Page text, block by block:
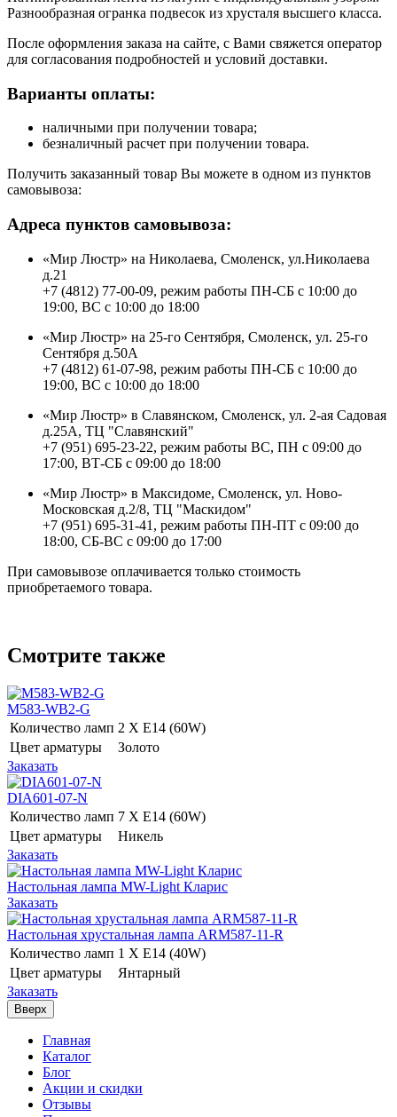
Разнообразная огранка подвесок из хрусталя высшего класса.
После оформления заказа на сайте, с Вами свяжется оператор
для согласования подробностей и условий доставки.
Варианты оплаты:
наличными при получении товара;
безналичный расчет при получении товара.
Получить заказанный товар Вы можете в одном из пунктов
самовывоза:
Адреса пунктов самовывоза:
«Мир Люстр» на Николаева, Смоленск, ул.Николаева
д.21
+7 (4812) 77-00-09, режим работы ПН-СБ с 10:00 до
19:00, ВС с 10:00 до 18:00
«Мир Люстр» на 25-го Сентября, Смоленск, ул. 25-го
Сентября д.50А
+7 (4812) 61-07-98, режим работы ПН-СБ с 10:00 до
19:00, ВС с 10:00 до 18:00
«Мир Люстр» в Славянском, Смоленск, ул. 2-ая Садовая
д.25А, ТЦ "Славянский"
+7 (951) 695-23-22, режим работы ВС, ПН с 09:00 до
17:00, ВТ-СБ с 09:00 до 18:00
«Мир Люстр» в Максидоме, Смоленск, ул. Ново-
Московская д.2/8, ТЦ "Маскидом"
+7 (951) 695-31-41, режим работы ПН-ПТ с 09:00 до
18:00, СБ-ВС с 09:00 до 17:00
При самовывозе оплачивается только стоимость
приобретаемого товара.
Смотрите также
M583-WB2-G
Количество ламп 2 Х E14 (60W)
Цвет арматуры
Золото
Заказать
DIA601-07-N
Количество ламп 7 Х E14 (60W)
Цвет арматуры
Никель
Заказать
Настольная лампа MW-Light Кларис
Заказать
Настольная хрустальная лампа ARM587-11-R
Количество ламп 1 Х E14 (40W)
Цвет арматуры
Янтарный
Заказать
Вверх
Главная
Каталог
Блог
Акции и скидки
Отзывы